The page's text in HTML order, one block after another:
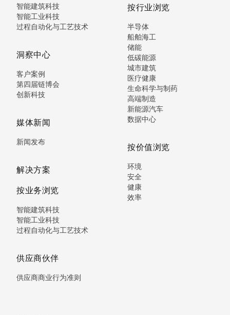
智能建筑科技
智能工业科技
过程自动化与工艺技术
洞察中心
客户案例
第四届链博会
创新科技
媒体新闻
新闻发布
解决方案
按业务浏览
智能建筑科技
智能工业科技
过程自动化与工艺技术
供应商伙伴
供应商商业行为准则
按行业浏览
半导体
船舶海工
储能
低碳能源
城市建筑
医疗健康
生命科学与制药
高端制造
新能源汽车
数据中心
按价值浏览
环境
安全
健康
效率